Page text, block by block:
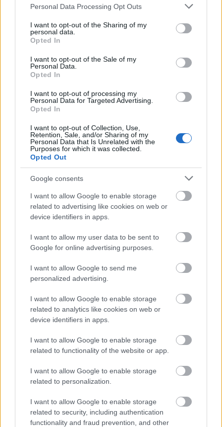
Please note that this website/app uses one or more Google
not limited to your visit or usage behaviour. You may click to
grant or deny consent to Google and its third-party tags to
use your data for below specified purposes in below Google
consent section.
Personal Data Processing Opt Outs
I want to opt-out of the Sharing of my
personal data.
Opted In
I want to opt-out of the Sale of my
Personal Data.
Opted In
I want to opt-out of processing my
Personal Data for Targeted Advertising.
Opted In
I want to opt-out of Collection, Use,
Retention, Sale, and/or Sharing of my
Personal Data that Is Unrelated with the
Purposes for which it was collected.
Opted Out
Google consents
I want to allow Google to enable storage
related to advertising like cookies on web or
device identifiers in apps.
I want to allow my user data to be sent to
Google for online advertising purposes.
I want to allow Google to send me
personalized advertising.
I want to allow Google to enable storage
related to analytics like cookies on web or
device identifiers in apps.
I want to allow Google to enable storage
related to functionality of the website or app.
I want to allow Google to enable storage
related to personalization.
I want to allow Google to enable storage
related to security, including authentication
functionality and fraud prevention, and other
A péntek estie-Trafó Nézősorozatban, amely az
egyetlen jegyköteles program, kifejezetten online
médiumra létrehozott vagy ilyen formában
átalakított, különleges előadásokat mutatnak be.
című projektjében megosztott képernyőn mesél a
felejtésről, és arról, hogy milyen egy kelet-európai
Dollár Papa Gyermekeitársulat azOtthonc.
előadásuk otthoni különkiadásával készül,
pedig riport- és dogmafilmes eszközökkel alkotják
Barcsai Bálintrendezésébe
November 30-án
Táncműhelyfoglalkozásaihoz bárki csatlakozhat,
ám főként tapasztalattal rendelkező
tánckedvelőknek hirdetik. Az órákatGrecsó Zoltán
Keresztes Patrik,Bakó Gábor
dinamikus, rikflow basic, színpadi jazztanc és soft
wave kortárstánc stílusokban.
december 1-én, kedden startoló
Fülbevaló
programsorozat változatos műfajokban kínál zenei
és audiovizuális élményeket. Első alkalommal
live setjét követhetjük élőben a Tilos Rádió
stúdiójából, a folytatásban pedig lesznek koncert-
live-ok, kiadói klipajánlók és performansszal
egybekötött live setek, olyan ismert alkotó-előadók
közreműködésével, mintLázár Gábor,
Bartha
Papp Norbert és a
CULPA(Heim Roland).